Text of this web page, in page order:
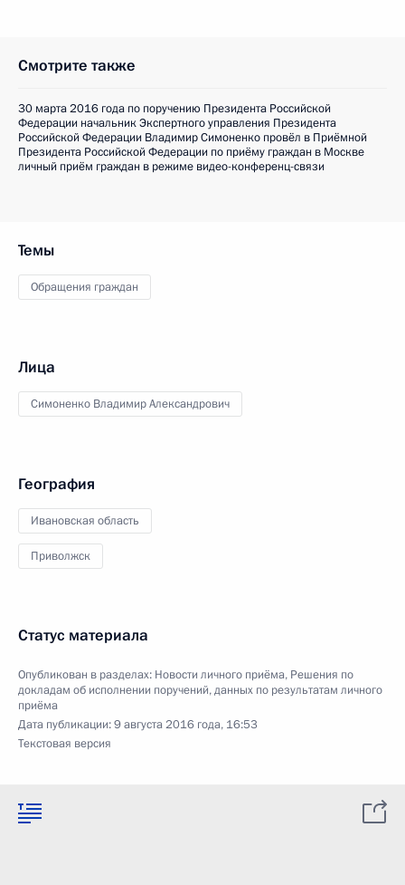
Смотрите также
30 марта 2016 года по поручению Президента Российской
Федерации начальник Экспертного управления Президента
Российской Федерации Владимир Симоненко провёл в Приёмной
Президента Российской Федерации по приёму граждан в Москве
личный приём граждан в режиме видео-конференц-связи
Темы
Обращения граждан
Лица
Симоненко Владимир Александрович
География
Ивановская область
Приволжск
Статус материала
Опубликован в разделах: Новости личного приёма, Решения по
докладам об исполнении поручений, данных по результатам личного
приёма
Дата публикации:9 августа 2016 года, 16:53
Текстовая версия